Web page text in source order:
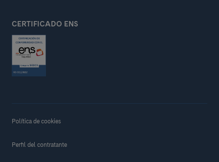
CERTIFICADO ENS
Política de cookies
Perfil del contratante